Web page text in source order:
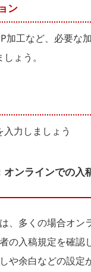
ン
加工など、必要な
ょう。
力しましょう
オンラインでの入
、多くの場合オン
の入稿規定を確認
や余白などの設定